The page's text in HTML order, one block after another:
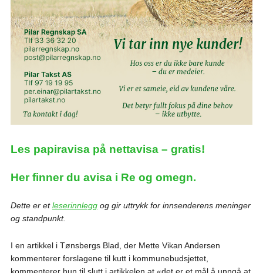
Les papiravisa på nettavisa – gratis!
Her finner du avisa i Re og omegn.
Dette er etleserinnleggog gir uttrykk for innsenderens meninger
og standpunkt.
I en artikkel i Tønsbergs Blad, der Mette Vikan Andersen
kommenterer forslagene til kutt i kommunebudsjettet,